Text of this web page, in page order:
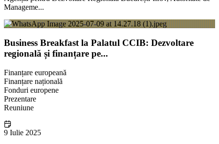
Manageme...
Business Breakfast la Palatul CCIB: Dezvoltare
regională și finanțare pe...
Finanțare europeană
Finanțare națională
Fonduri europene
Prezentare
Reuniune
9 Iulie 2025